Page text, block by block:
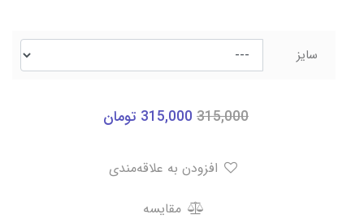
سایز
315,000
315,000 تومان
مقایسه